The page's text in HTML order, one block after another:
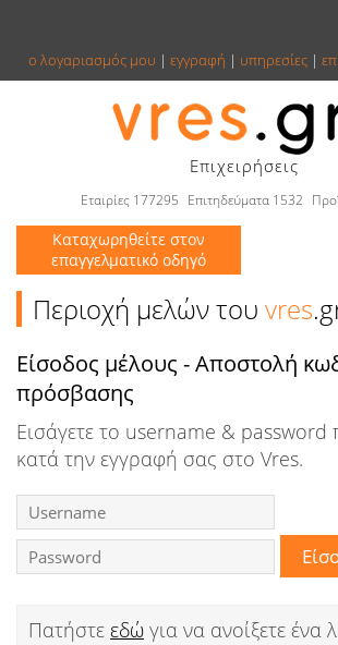
ο λογαριασμός μου | εγγραφή | υπηρεσίες|
Επιχειρήσεις
Εταιρίες 177295 Επιτηδεύματα 1532
Καταχωρηθείτε στον
επαγγελματικό οδηγό
Εταιρείες
Κατάλογος
Αγγελίες
Βιβλία
Ειδήσεις
Παιχνίδια
Περιοχή μελών του vres
Είσοδος μέλους - Αποστολή
πρόσβασης
Εισάγετε το username & password
κατά την εγγραφή σας στο Vres.
Πατήστε εδώ για να ανοίξετε ένα